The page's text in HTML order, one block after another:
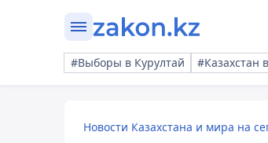
#Выборы в Курултай #Казахстан
Новости Казахстана и мира на